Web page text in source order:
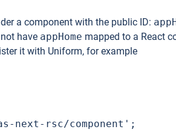
a component with the public ID:
have appHome mapped to a React
it with Uniform, for example
next-rsc/component';